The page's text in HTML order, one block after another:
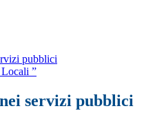
pubblici
”
servizi pubblici